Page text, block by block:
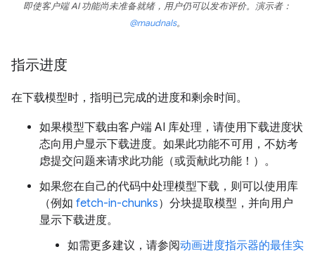
即使客户端 AI 功能尚未准备就绪，用户仍可以发布评价。演示者：
@maudnals。
指示进度
在下载模型时，指明已完成的进度和剩余时间。
如果模型下载由客户端 AI 库处理，请使用下载进度状
态向用户显示下载进度。如果此功能不可用，不妨考
虑提交问题来请求此功能（或贡献此功能！）。
如果您在自己的代码中处理模型下载，则可以使用库
（例如 fetch-in-chunks）分块提取模型，并向用户
显示下载进度。
如需更多建议，请参阅动画进度指示器的最佳实